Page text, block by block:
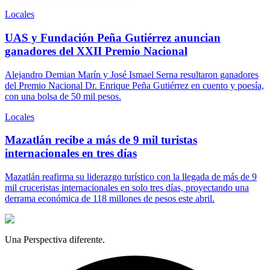
Locales
UAS y Fundación Peña Gutiérrez anuncian
ganadores del XXII Premio Nacional
Alejandro Demian Marín y José Ismael Serna resultaron ganadores
del Premio Nacional Dr. Enrique Peña Gutiérrez en cuento y poesía,
con una bolsa de 50 mil pesos.
Locales
Mazatlán recibe a más de 9 mil turistas
internacionales en tres días
Mazatlán reafirma su liderazgo turístico con la llegada de más de 9
mil cruceristas internacionales en solo tres días, proyectando una
derrama económica de 118 millones de pesos este abril.
Una Perspectiva diferente.